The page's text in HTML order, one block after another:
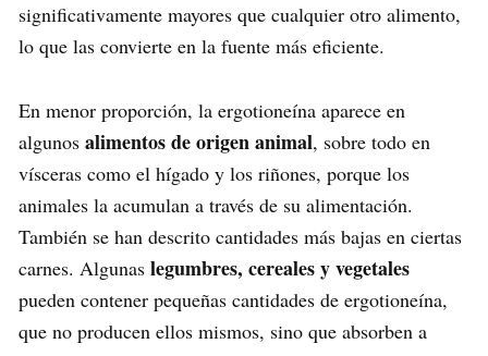
significativamente mayores que cualquier otro alimento,
lo que las convierte en la fuente más eficiente.
En menor proporción, la ergotioneína aparece en
algunos alimentos de origen animal, sobre todo en
vísceras como el hígado y los riñones, porque los
animales la acumulan a través de su alimentación.
También se han descrito cantidades más bajas en ciertas
carnes. Algunas legumbres, cereales y vegetales
pueden contener pequeñas cantidades de ergotioneína,
que no producen ellos mismos, sino que absorben a